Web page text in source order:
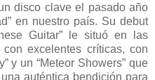
disco clave el pasado año
en nuestro país. Su debut
Guitar” le situó en las
excelentes críticas, con
y un “Meteor Showers” que
auténtica bendición para